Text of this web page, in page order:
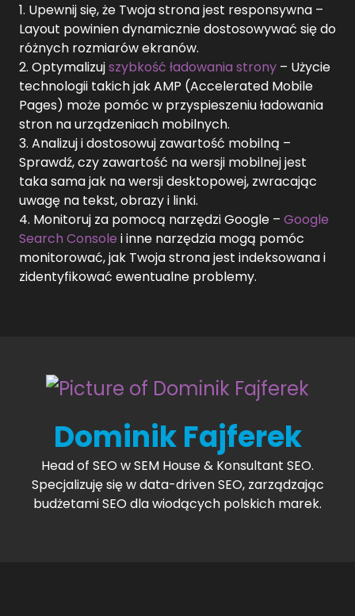
1. Upewnij się, że Twoja strona jest responsywna –
Layout powinien dynamicznie dostosowywać się do
różnych rozmiarów ekranów.
2. Optymalizujszybkość ładowania strony – Użycie
technologii takich jak AMP (Accelerated Mobile
Pages) może pomóc w przyspieszeniu ładowania
stron na urządzeniach mobilnych.
3. Analizuj i dostosowuj zawartość mobilną –
Sprawdź, czy zawartość na wersji mobilnej jest
taka sama jak na wersji desktopowej, zwracając
uwagę na tekst, obrazy i linki.
4. Monitoruj za pomocą narzędzi Google – Google
Search Console i inne narzędzia mogą pomóc
monitorować, jak Twoja strona jest indeksowana i
zidentyfikować ewentualne problemy.
Dominik Fajferek
Head of SEO w SEM House & Konsultant SEO.
Specjalizuję się w data-driven SEO, zarządzając
budżetami SEO dla wiodących polskich marek.